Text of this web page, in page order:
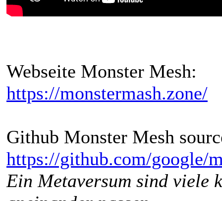
Webseite Monster Mesh:
https://monstermash.zone/
Github Monster Mesh
https://github.com/google/
Ein Metaversum sind viele